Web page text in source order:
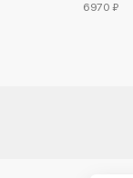
6970 ₽